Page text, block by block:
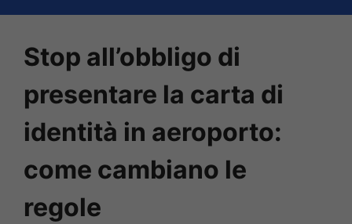
Stop all’obbligo di
presentare la carta di
identità in aeroporto:
come cambiano le
regole